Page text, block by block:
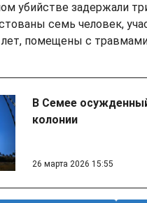
убийстве задержали
семь человек,
лет, помещены с
В Семее
колонии
26 марта 2026 15:55